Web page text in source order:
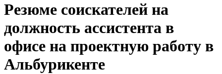
Резюме соискателей на
должность ассистента в
офисе на проектную работу в
Альбурикенте